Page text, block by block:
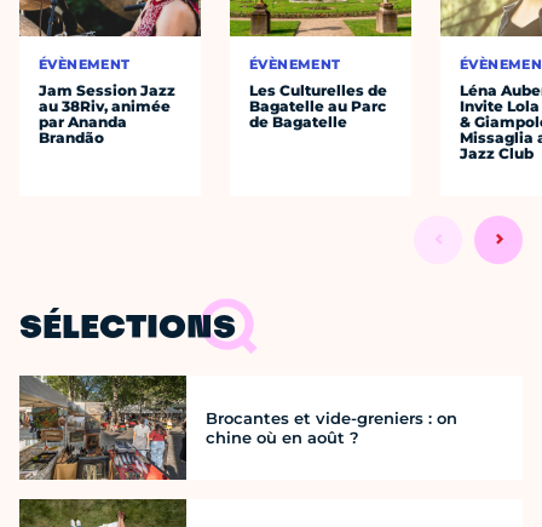
ÉVÈNEMENT
Jam Session Jazz
au 38Riv, animée
par Ananda
Brandão
ÉVÈNEMENT
Les Culturelles de
Bagatelle au Parc
de Bagatelle
Léna
Invite Lola
&
Missaglia
Jazz Club
SÉLECTIONS
Brocantes et vide-greniers : on
chine où en août ?